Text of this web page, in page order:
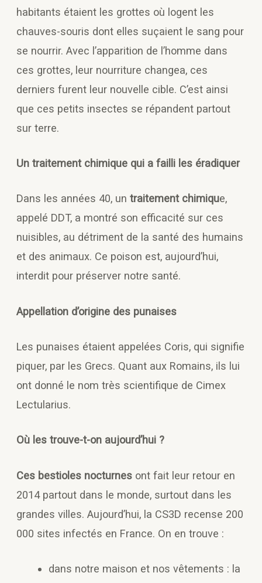
habitants étaient les grottes où logent les
chauves-souris dont elles suçaient le sang pour
se nourrir. Avec l’apparition de l’homme dans
ces grottes, leur nourriture changea, ces
derniers furent leur nouvelle cible. C’est ainsi
que ces petits insectes se répandent partout
sur terre.
Un traitement chimique qui a failli les éradiquer
Dans les années 40, untraitement chimique,
appelé DDT, a montré son efficacité sur ces
nuisibles, au détriment de la santé des humains
et des animaux. Ce poison est, aujourd’hui,
interdit pour préserver notre santé.
Appellation d’origine des punaises
Les punaises étaient appelées Coris, qui signifie
piquer, par les Grecs. Quant aux Romains, ils lui
ont donné le nom très scientifique de Cimex
Lectularius.
Où les trouve-t-on aujourd’hui ?
Ces bestioles nocturnes ont fait leur retour en
2014 partout dans le monde, surtout dans les
grandes villes. Aujourd’hui, la CS3D recense 200
000 sites infectés en France. On en trouve :
dans notre maison et nos vêtements : la